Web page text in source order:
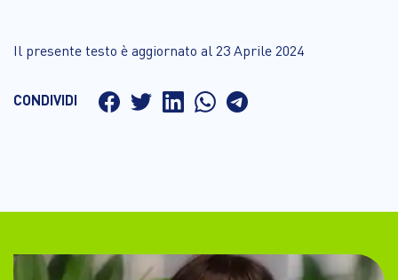
Il presente testo è aggiornato al 23 Aprile 2024
CONDIVIDI